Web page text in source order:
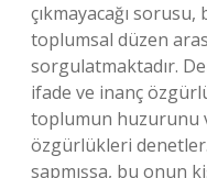
çıkmayacağı
toplumsal düzen
sorgulatmaktadır.
ifade ve inanç
toplumun huzurunu
özgürlükleri
sapmışsa, bu onun